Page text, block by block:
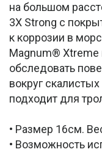
на большом
3X Strong с
к коррозии в
Magnum®
обследовать
вокруг
подходит для
• Размер 16см.
• Возможность